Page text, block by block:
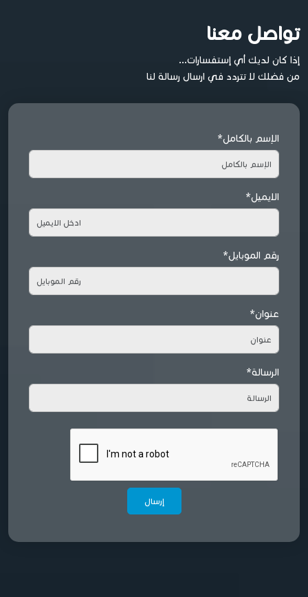
تواصل معنا
إذا كان لديك أي إستفسارات...
من فضلك لا تتردد في ارسال رسالة لنا
الإسم بالكامل*
الايميل*
رقم الموبايل*
عنوان*
الرسالة*
إرسال